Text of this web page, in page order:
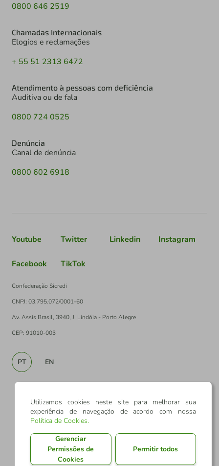
0800 646 2519
Chamadas Internacionais
Elogios e reclamações
+ 55 51 2313 6472
Atendimento à pessoas com deficiência
Auditiva ou de fala
0800 724 0525
Denúncia
Canal de denúncia
0800 602 6918
Youtube Twitter Linkedin Instagram
Facebook TikTok
Confederação Sicredi
CNPJ: 03.795.072/0001-60
Av. Assis Brasil, 3940, J. Lindóia - Porto Alegre
CEP: 91010-003
PT EN
Utilizamos cookies neste site para melhorar sua
experiência de navegação de acordo com nossa
Política de Cookies.
Gerenciar
Permissões de
Cookies
Permitir todos